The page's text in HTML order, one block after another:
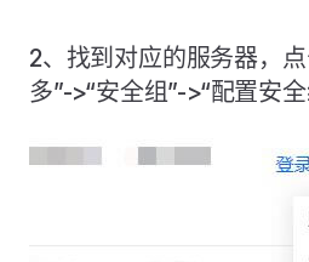
2、找到对应的服务器，
多”->“安全组”->“配置安